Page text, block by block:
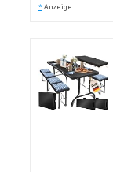
* Anzeige